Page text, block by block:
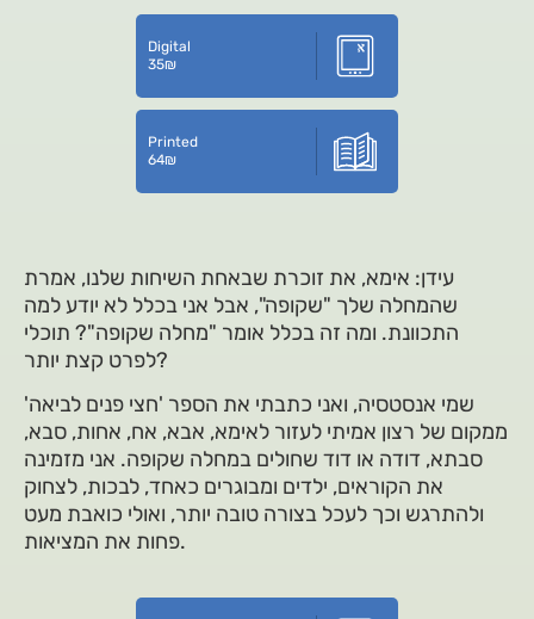
Digital
35₪
Printed
64₪
עידן: אימא, את זוכרת שבאחת השיחות שלנו, אמרת
שהמחלה שלך "שקופה", אבל אני בכלל לא יודע למה
התכוונת. ומה זה בכלל אומר "מחלה שקופה"? תוכלי
לפרט קצת יותר?
שמי אנסטסיה, ואני כתבתי את הספר 'חצי פנים לביאה'
ממקום של רצון אמיתי לעזור לאימא, אבא, אח, אחות, סבא,
סבתא, דודה או דוד שחולים במחלה שקופה. אני מזמינה
את הקוראים, ילדים ומבוגרים כאחד, לבכות, לצחוק
ולהתרגש וכך לעכל בצורה טובה יותר, ואולי כואבת מעט
פחות את המציאות.